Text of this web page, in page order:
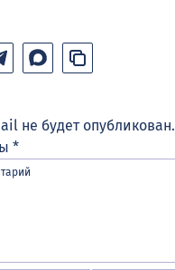
не будет опубликован.
*